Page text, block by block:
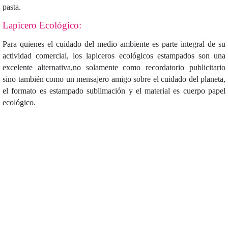
pasta.
Lapicero Ecológico:
Para quienes el cuidado del medio ambiente es parte integral de su
actividad comercial, los lapiceros ecológicos estampados son una
excelente alternativa,no solamente como recordatorio publicitario
sino también como un mensajero amigo sobre el cuidado del planeta,
el formato es estampado sublimación y el material es cuerpo papel
ecológico.